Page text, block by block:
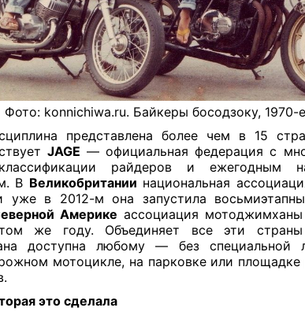
Фото: konnichiwa.ru. Байкеры босодзоку, 1970-е
представлена более чем в 15
JAGE — официальная федерация с
райдеров и ежегодным
В Великобритании национальная
уже в 2012-м она запустила
Америке ассоциация
же году. Объединяет все эти
доступна любому — без специальной
мотоцикле, на парковке или
это сделала